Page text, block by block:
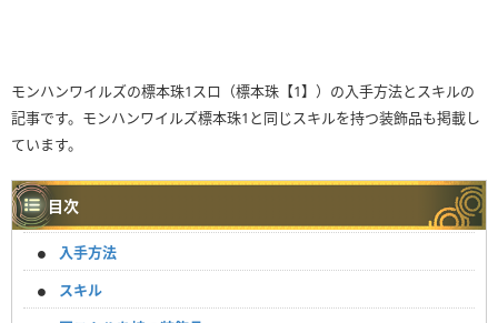
モンハンワイルズの標本珠1スロ（標本珠【1】）の入手方法とスキルの
記事です。モンハンワイルズ標本珠1と同じスキルを持つ装飾品も掲載し
ています。
目次
入手方法
スキル